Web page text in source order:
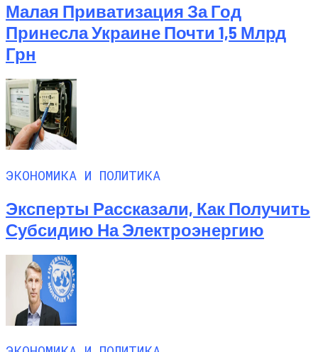
Малая Приватизация За Год
Принесла Украине Почти 1,5 Млрд
Грн
ЭКОНОМИКА И ПОЛИТИКА
Эксперты Рассказали, Как Получить
Субсидию На Электроэнергию